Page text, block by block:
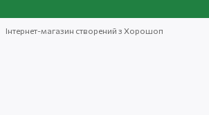
Інтернет-магазин створений з Хорошоп